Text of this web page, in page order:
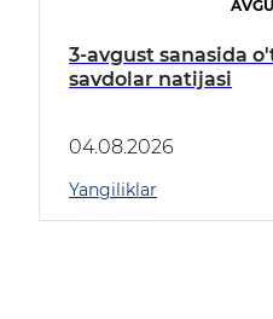
3-avgust sanasida
savdolar natijasi
04.08.2026
Yangiliklar